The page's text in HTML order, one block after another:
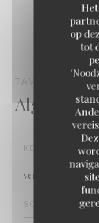
op
tot
TAVLINE
KEUKEN
vers product,
SOORT